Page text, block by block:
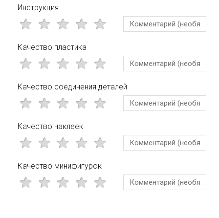
Инструкция
Качество пластика
Качество соединения деталей
Качество наклеек
Качество минифигурок